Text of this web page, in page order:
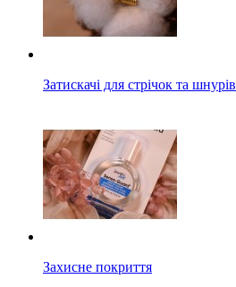
Затискачі для стрічок та шнурів
Захисне покриття